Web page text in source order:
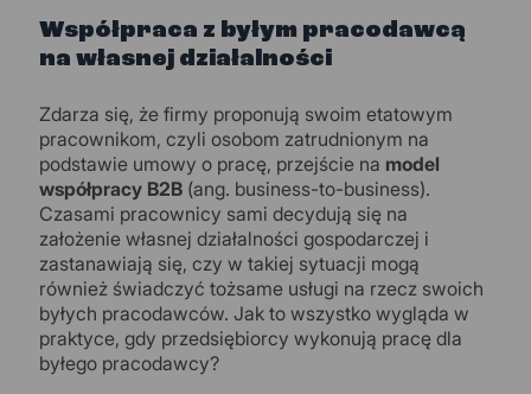
Współpraca z byłym pracodawcą
na własnej działalności
Zdarza się, że firmy proponują swoim etatowym
pracownikom, czyli osobom zatrudnionym na
podstawie umowy o pracę, przejście na model
współpracy B2B (ang. business-to-business).
Czasami pracownicy sami decydują się na
założenie własnej działalności gospodarczej i
zastanawiają się, czy w takiej sytuacji mogą
również świadczyć tożsame usługi na rzecz swoich
byłych pracodawców. Jak to wszystko wygląda w
praktyce, gdy przedsiębiorcy wykonują pracę dla
byłego pracodawcy?